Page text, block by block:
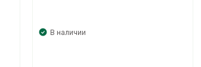
В наличии